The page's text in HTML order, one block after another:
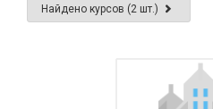
Найдено курсов (2 шт.)